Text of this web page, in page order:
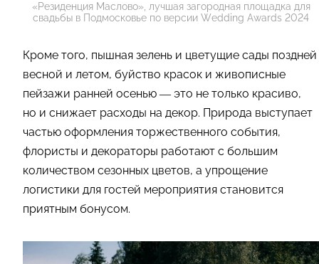
«Резиденция Маслово», лучшая загородная площадка для
свадьбы в Подмосковье по версии Wedding Awards 2024
Кроме того, пышная зелень и цветущие сады поздней
весной и летом, буйство красок и живописные
пейзажи ранней осенью — это не только красиво,
но и снижает расходы на декор. Природа выступает
частью оформления торжественного события,
флористы и декораторы работают с большим
количеством сезонных цветов, а упрощение
логистики для гостей мероприятия становится
приятным бонусом.